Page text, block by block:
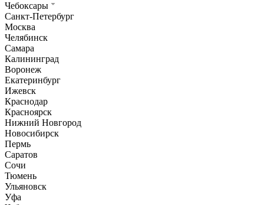
Чебоксары
Санкт-Петербург
Москва
Челябинск
Самара
Калининград
Воронеж
Екатеринбург
Ижевск
Краснодар
Красноярск
Нижний Новгород
Новосибирск
Пермь
Саратов
Сочи
Тюмень
Ульяновск
Уфа